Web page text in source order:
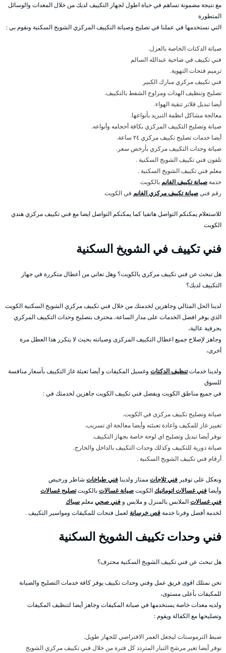
مع نتيجة مضمونة تساهم في حياة اطول لجهاز التكييف لديك من خلال المعدات والوسائل
المتطورة
التي نستخدمها في عملنا في تصليح وصيانة التكييف المركزي الشويخ السكنية ونقوم بي :
صيانة الدكتات الخاصة بالعزل.
فني تكييف في ضاحية عبدالله السالم
ترميم فتحات التهوية.
فني تكييف مركزي مبارك الكبير
تصليح وتنظيف الهدات ومراوح الشفط بالتكييف.
أيضا تبديل فلاتر تنقية الهواء.
معالجة مشاكل انظمة التبريد بأنواعها.
صيانة وتصليح التكييف المركزي بكافة أحجامه وأنواعه.
أيضا خدمات تصليح تكييف مركزي ٢٤ ساعة.
صيانة وحدات التكييف مركزي بأرخص سعر.
تلفون فني تكييف الشويخ السكنية .
معلم فني تكييف الشويخ السكنية .
خدمة صيانة تكييف الغانم بالكويت
رقم فنيصيانة تكييف مركزي الغانم في الكويت
للاستعلام يمكنكم التواصل هاتفيا كما يمكنكم التواصل ايضا مع فني تكييف مركزي هندي
الكويت
فني تكييف في الشويخ السكنية
هل تبحث عن فني تكييف مركزي بالكويت؟ وهل تعاني من أعطال متكررة في جهاز
التكييف لديك؟
لدينا الحل المثالي وجاهزين لخدمتك من خلال فني تكييف مركزي الشويخ السكنية الكويت
الذي يوفر افضل الخدمات على مدار الساعة، محترف بتصليح وحدات التكييف المركزي
بحرفية عالية،
وجاهز لإصلاح جميع اعطال التكييف المركزى وصيانته بحيث لا يتكرر هذا العطل مرة
أخرى،
ولدينا خدماتتنظيف الدكتات وغسيل المكيفات و أيضا تعبئة غاز التكييف بأسعار منافسة
للسوق
في جميع مناطق الكويت وبفضل فني تكييف الكويت جاهزين لخدمتك في :
صيانة وتصليح تكييف مركزى في الكويت.
تغيير غاز للمكيف واعادة تعبئته وأيضا معالجة اي تسريب.
نوفر أيضا تبديل وتصليح اي لوحة خاصة بجهاز التكييف.
صيانة دورية للتكييف وكذلك وحدات التكييف بالداخل والخارج.
أرقام فني تكييف الشويخ السكنية .
ونعكل على توفير فني ثلاجاتممتاز ولدينا فني طباخات شاطر ورخيص
وأيضا فني غسالات اتوماتيك الكويتصيانة غسالاتبالكويتتصليح غسالات
فني غسالاتالملابس بالمنزل و ملابس و فني صحيمعلم سباك
لخدمة أفضل وفرنا خدمةقص خرسانة لعمل فتحات للمكيفات ومواسير التكييف .
فني وحدات تكييف الشويخ السكنية
هل تبحث عن فني تكييف الشويخ السكنية محترف؟
نحن نمتلك اقوى فريق عمل وفني وحدات تكييف يوفر كافة خدمات التصليح والصيانة
للمكيفات بأعلى مستوى،
ولديه معدات خاصة يستخدمها في صيانة المكيفات وجاهز أيضا لتنظيف المكيفات
وتصليحها مع الكفالة ويقوم :
ضبط الترموستات ليجعل العمر الافتراضي للجهاز طويل.
نوفر أيضا تغير مرشح التيار المتردد كل فترة من خلال فني تكييف مركزي الشويخ